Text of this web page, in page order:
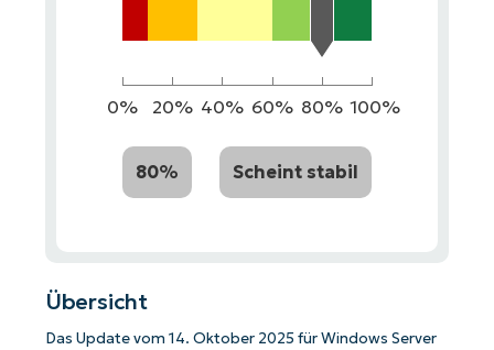
0% 20% 40% 60% 80% 100%
80% Scheint stabil
Übersicht
Das Update vom 14. Oktober 2025 für Windows Server